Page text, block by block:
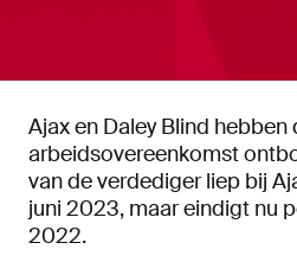
Ajax en Daley Blind
arbeidsovereenkomst
van de verdediger liep bij
juni 2023, maar eindigt nu
2022.